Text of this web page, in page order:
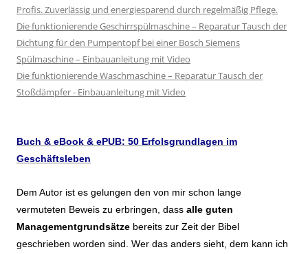
Profis. Zuverlässig und energiesparend durch regelmäßig Pflege.
Die funktionierende Geschirrspülmaschine – Reparatur Tausch der
Dichtung für den Pumpentopf bei einer Bosch Siemens
Spülmaschine – Einbauanleitung mit Video
Die funktionierende Waschmaschine – Reparatur Tausch der
Stoßdämpfer - Einbauanleitung mit Video
Buch & eBook & ePUB: 50 Erfolsgrundlagen im
Geschäftsleben
Dem Autor ist es gelungen den von mir schon lange
vermuteten Beweis zu erbringen, dass alle guten
Managementgrundsätze bereits zur Zeit der Bibel
geschrieben worden sind. Wer das anders sieht, dem kann ich